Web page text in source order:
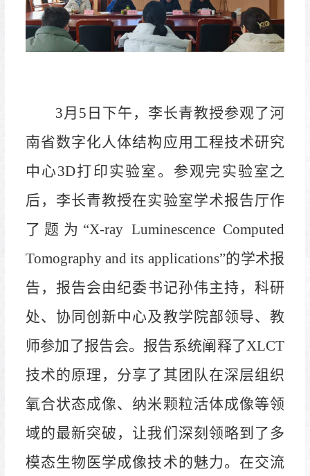
3月5日下午，李长青教授参观了河
南省数字化人体结构应用工程技术研究
中心3D打印实验室。参观完实验室之
后，李长青教授在实验室学术报告厅作
了题为 “X-ray Luminescence Computed
Tomography and its applications”的学术报
告， 报告会由纪委书记孙伟主持，科研
处、协同创新中心及教学院部领导、教
师参加了报告会。报告系统阐释了XLCT
技术的原理，分享了其团队在深层组织
氧合状态成像、纳米颗粒活体成像等领
域的最新突破，让我们深刻领略到了多
模态生物医学成像技术的魅力。 在交流